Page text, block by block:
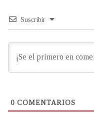
Suscribir
0 COMENTARIOS